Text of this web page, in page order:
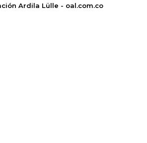
Ardila Lülle - oal.com.co